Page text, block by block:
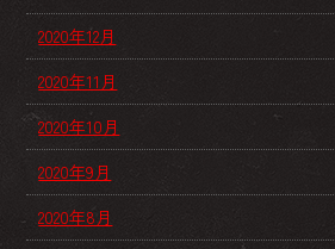
2020年12月
2020年11月
2020年10月
2020年9月
2020年8月